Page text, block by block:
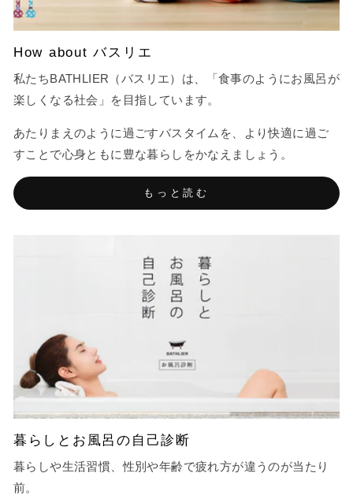
How about バスリエ
私たちBATHLIER（バスリエ）は、「食事のようにお風呂が
楽しくなる社会」を目指しています。
あたりまえのように過ごすバスタイムを、より快適に過ご
すことで心身ともに豊な暮らしをかなえましょう。
もっと読む
暮らしとお風呂の自己診断
暮らしや生活習慣、性別や年齢で疲れ方が違うのが当たり
前。